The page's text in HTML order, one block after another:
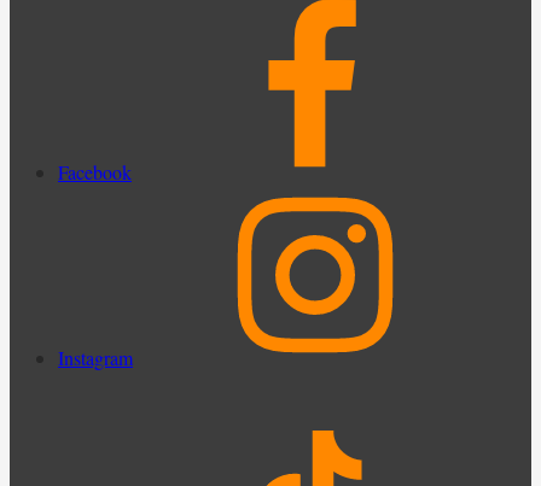
Facebook
Instagram